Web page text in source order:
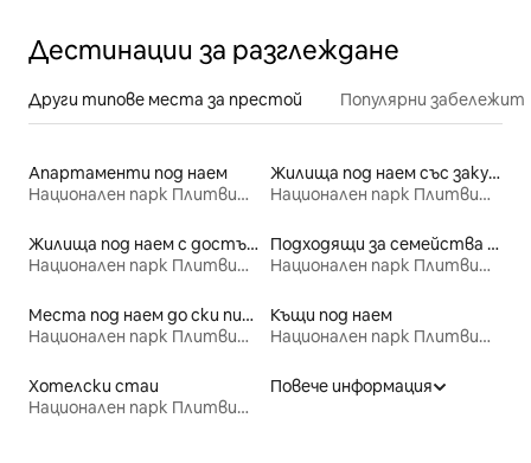
Дестинации за разглеждане
Други типове места за престой Популярни
Апартаменти под наем
Национален парк Плитвишки езера
Жилища под наем със закуска
Национален парк Плитвишки езера
Жилища под наем с достъп до езеро
Национален парк Плитвишки езера
Подходящи за семейства места под наем
Национален парк Плитвишки езера
Места под наем до ски писти
Национален парк Плитвишки езера
Къщи под наем
Национален парк Плитвишки езера
Хотелски стаи
Национален парк Плитвишки езера
Повече информация